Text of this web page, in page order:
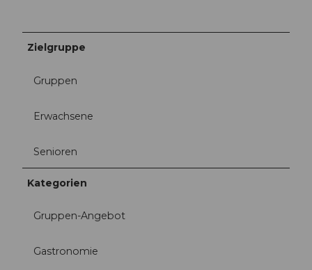
Zielgruppe
Gruppen
Erwachsene
Senioren
Kategorien
Gruppen-Angebot
Gastronomie